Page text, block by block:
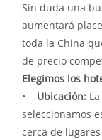
Sin duda una
aumentará
toda la China
de precio
Elegimos los
• Ubicación:
seleccionamos
cerca de